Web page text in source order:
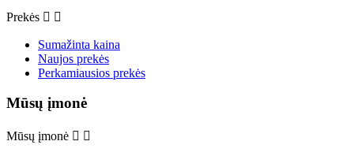
Prekės  
Sumažinta kaina
Naujos prekės
Perkamiausios prekės
Mūsų įmonė
Mūsų įmonė  